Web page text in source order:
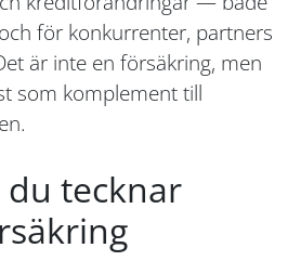
för konkurrenter, partners
är inte en försäkring, men
som komplement till
tecknar